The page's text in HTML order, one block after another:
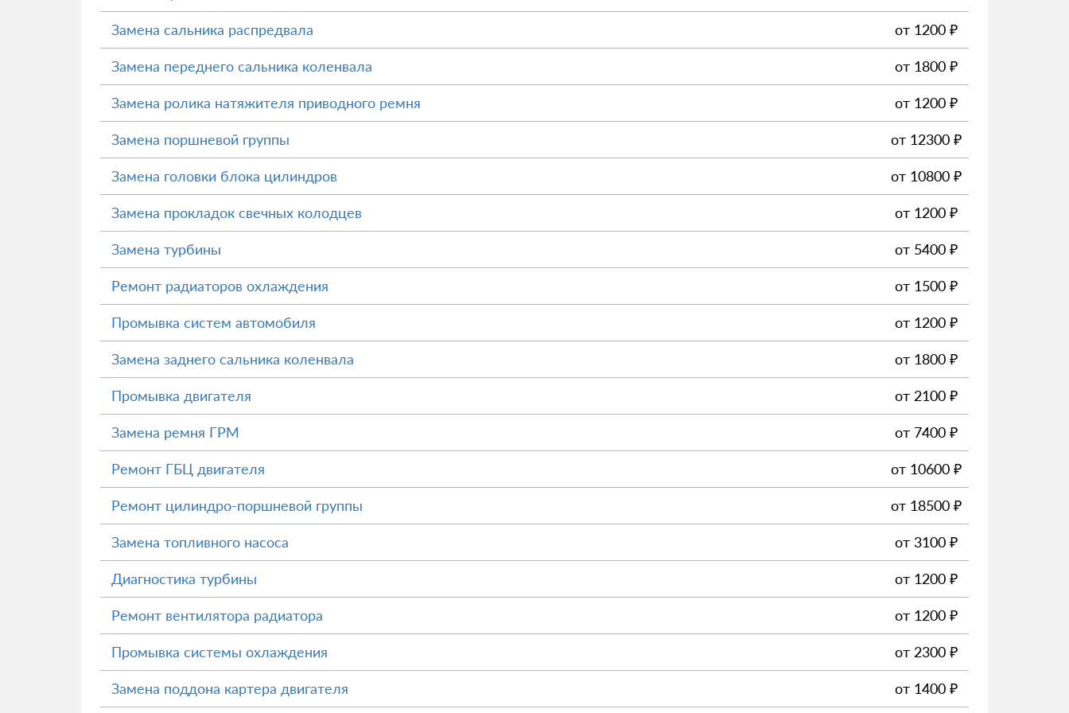
Замена сальника распредвала от 1200 ₽
Замена переднего сальника коленвала от 1800 ₽
Замена ролика натяжителя приводного ремня от 1200 ₽
Замена поршневой группы от 12300 ₽
Замена головки блока цилиндров от 10800 ₽
Замена прокладок свечных колодцев от 1200 ₽
Замена турбины от 5400 ₽
Ремонт радиаторов охлаждения от 1500 ₽
Промывка систем автомобиля от 1200 ₽
Замена заднего сальника коленвала от 1800 ₽
Промывка двигателя от 2100 ₽
Замена ремня ГРМ от 7400 ₽
Ремонт ГБЦ двигателя от 10600 ₽
Ремонт цилиндро-поршневой группы от 18500 ₽
Замена топливного насоса от 3100 ₽
Диагностика турбины от 1200 ₽
Ремонт вентилятора радиатора от 1200 ₽
Промывка системы охлаждения от 2300 ₽
Замена поддона картера двигателя от 1400 ₽